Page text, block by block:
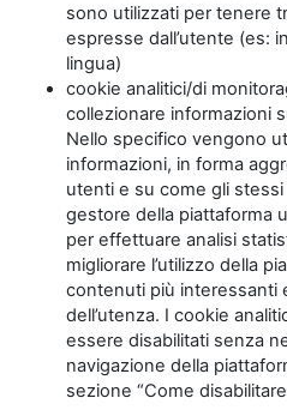
sono utilizzati per tenere
espresse dall’utente (es:
lingua)
cookie analitici/di
collezionare informazioni
Nello specifico vengono
informazioni, in forma
utenti e su come gli
gestore della piattaforma
per effettuare analisi
migliorare l’utilizzo della
contenuti più interessanti
dell’utenza. I cookie
essere disabilitati senza
navigazione della
sezione “Come